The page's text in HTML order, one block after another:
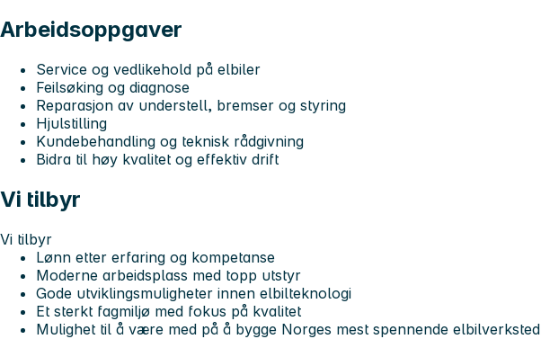
Arbeidsoppgaver
Service og vedlikehold på elbiler
Feilsøking og diagnose
Reparasjon av understell, bremser og styring
Hjulstilling
Kundebehandling og teknisk rådgivning
Bidra til høy kvalitet og effektiv drift
Vi tilbyr
Vi tilbyr
Lønn etter erfaring og kompetanse
Moderne arbeidsplass med topp utstyr
Gode utviklingsmuligheter innen elbilteknologi
Et sterkt fagmiljø med fokus på kvalitet
Mulighet til å være med på å bygge Norges mest spennende elbilverksted